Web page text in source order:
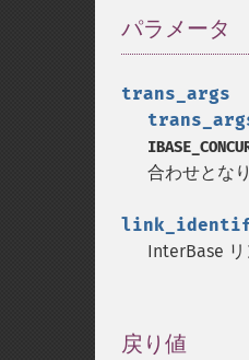
パラメータ
trans_args
合わせとな
InterBase
戻り値